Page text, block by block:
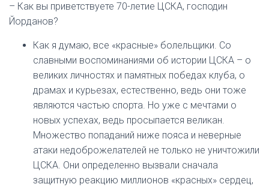
– Как вы приветствуете 70-летие ЦСКА, господин
Йорданов?
Как я думаю, все «красные» болельщики. Со
славными воспоминаниями об истории ЦСКА – о
великих личностях и памятных победах клуба, о
драмах и курьезах, естественно, ведь они тоже
являются частью спорта. Но уже с мечтами о
новых успехах, ведь просыпается великан.
Множество попаданий ниже пояса и неверные
атаки недоброжелателей не только не уничтожили
ЦСКА. Они определенно вызвали сначала
защитную реакцию миллионов «красных» сердец,